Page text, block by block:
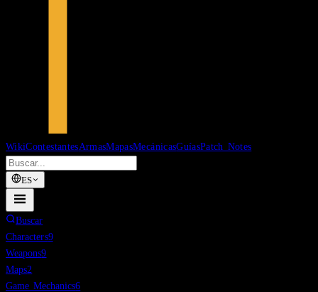
WikiContestantesArmasMapasMecánicasGuíasPatch Notes
ES
Buscar
Characters9
Weapons9
Maps2
Game Mechanics6